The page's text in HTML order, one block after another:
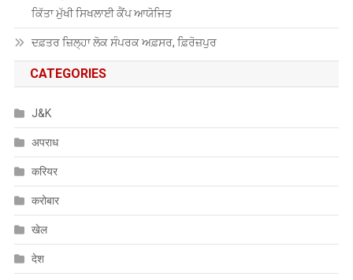
ਕਿੱਤਾ ਮੁੱਖੀ ਸਿਖਲਾਈ ਕੈਂਪ ਆਯੋਜਿਤ
ਦਫ਼ਤਰ ਜ਼ਿਲ੍ਹਾ ਲੋਕ ਸੰਪਰਕ ਅਫ਼ਸਰ, ਫ਼ਿਰੋਜ਼ਪੁਰ
CATEGORIES
J&K
अपराध
करियर
करोबार
खेल
देश